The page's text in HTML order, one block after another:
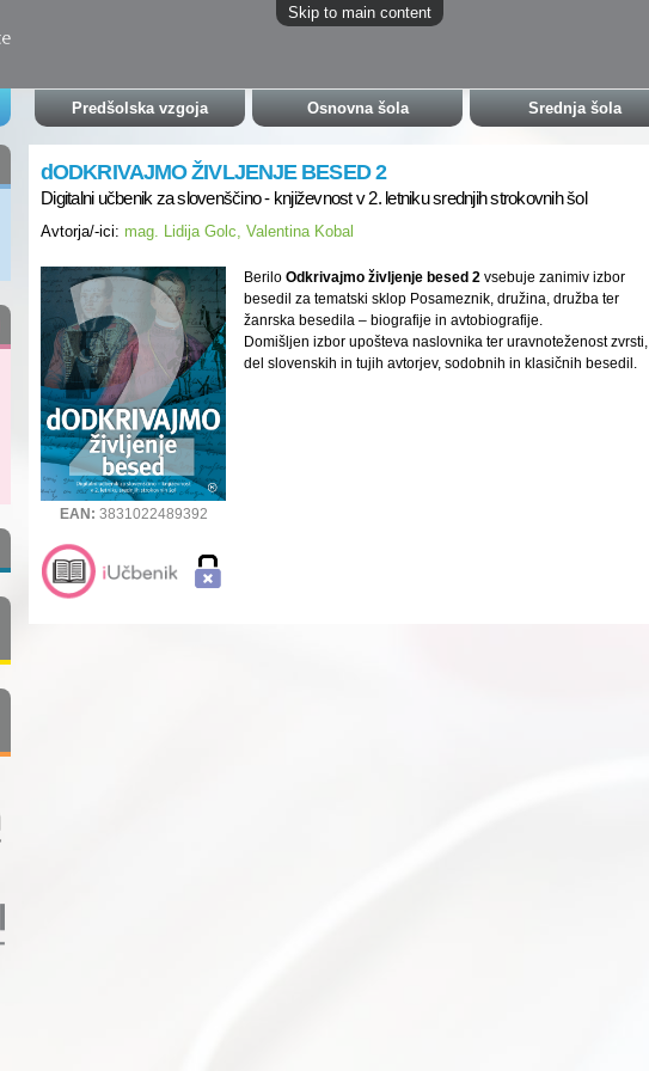
Skip to main content
Predšolska vzgoja Osnovna šola Srednja šola
dODKRIVAJMO ŽIVLJENJE BESED 2
Digitalni učbenik za slovenščino - književnost v 2. letniku srednjih strokovnih šol
Avtorja/-ici: mag. Lidija Golc, Valentina Kobal
EAN: 3831022489392
Berilo Odkrivajmo življenje besed 2 vsebuje zanimiv izbor
besedil za tematski sklop Posameznik, družina, družba ter
žanrska besedila – biografije in avtobiografije.
Domišljen izbor upošteva naslovnika ter uravnoteženost zvrsti,
del slovenskih in tujih avtorjev, sodobnih in klasičnih besedil.